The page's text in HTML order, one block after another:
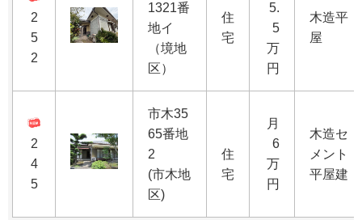
2
5
2
1321番
地イ
（境地
区）
住
宅
5.
5
万
円
木造平
屋
2
4
5
市木35
65番地
2
(市木地
区)
住
宅
月
6
万
円
木造セ
メント
平屋建